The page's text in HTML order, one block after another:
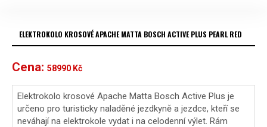
ELEKTROKOLO KROSOVÉ APACHE MATTA BOSCH ACTIVE PLUS PEARL RED
Cena: 58990 Kč
Elektrokolo krosové Apache Matta Bosch Active Plus je
určeno pro turisticky naladěné jezdkyně a jezdce, kteří se
neváhají na elektrokole vydat i na celodenní výlet. Rám